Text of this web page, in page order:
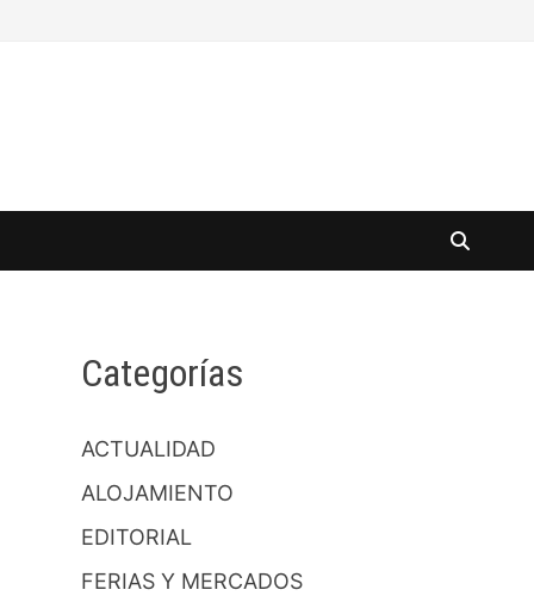
Categorías
ACTUALIDAD
ALOJAMIENTO
EDITORIAL
FERIAS Y MERCADOS